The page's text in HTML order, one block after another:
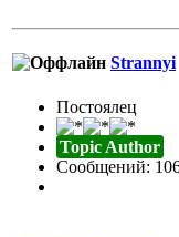
Strannyi
Постоялец
Topic Author
Сообщений: